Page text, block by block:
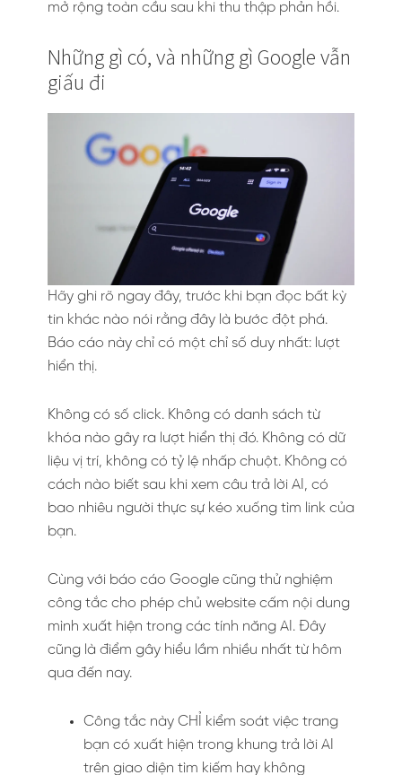
mở rộng toàn cầu sau khi thu thập phản hồi.
Những gì có, và những gì Google vẫn
giấu đi
Hãy ghi rõ ngay đây, trước khi bạn đọc bất kỳ
tin khác nào nói rằng đây là bước đột phá.
Báo cáo này chỉ có một chỉ số duy nhất: lượt
hiển thị.
Không có số click. Không có danh sách từ
khóa nào gây ra lượt hiển thị đó. Không có dữ
liệu vị trí, không có tỷ lệ nhấp chuột. Không có
cách nào biết sau khi xem câu trả lời AI, có
bao nhiêu người thực sự kéo xuống tìm link của
bạn.
Cùng với báo cáo Google cũng thử nghiệm
công tắc cho phép chủ website cấm nội dung
mình xuất hiện trong các tính năng AI. Đây
cũng là điểm gây hiểu lầm nhiều nhất từ hôm
qua đến nay.
Công tắc này CHỈ kiểm soát việc trang
bạn có xuất hiện trong khung trả lời AI
trên giao diện tìm kiếm hay không